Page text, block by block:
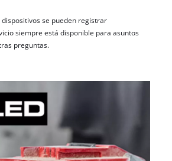
se pueden registrar
siempre está disponible para asuntos
preguntas.